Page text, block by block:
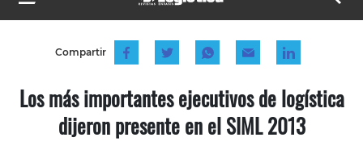
Compartir
Los más importantes ejecutivos de logística
dijeron presente en el SIML 2013